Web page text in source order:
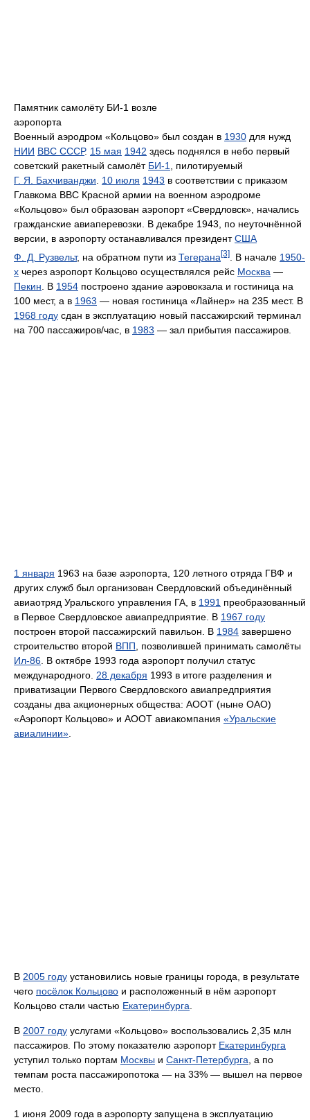
Памятник самолёту БИ-1 возле
аэропорта
Военный аэродром «Кольцово» был создан в 1930 для нужд
НИИ ВВС СССР. 15 мая 1942 здесь поднялся в небо первый
советский ракетный самолёт БИ-1
, пилотируемый
Г. Я. Бахчиванджи
10 июля 1943 в соответствии с приказом
Главкома ВВС Красной армии на военном аэродроме
«Кольцово» был образован аэропорт «Свердловск», начались
гражданские авиаперевозки. В декабре 1943, по неуточнённой
версии, в аэропорту останавливался президентСША
Ф. Д. Рузвельт, на обратном пути из Тегерана[3] . В начале 1950-
х через аэропорт Кольцово осуществлялся рейс Москва —
Пекин . В 1954 построено здание аэровокзала и гостиница на
100 мест, а в 1963 — новая гостиница «Лайнер» на 235 мест. В
1968 году сдан в эксплуатацию новый пассажирский терминал
на 700 пассажиров/час, в 1983 — зал прибытия пассажиров.
1 января 1963 на базе аэропорта, 120 летного отряда ГВФ и
других служб был организован Свердловский объединённый
авиаотряд Уральского управления ГА, в 1991 преобразованный
в Первое Свердловское авиапредприятие. В 1967 году
построен второй пассажирский павильон. В 1984 завершено
строительство второй ВПП , позволившей принимать самолёты
Ил-86 . В октябре 1993 года аэропорт получил статус
международного. 28 декабря 1993 в итоге разделения и
приватизации Первого Свердловского авиапредприятия
созданы два акционерных общества: АООТ (ныне ОАО)
«Аэропорт Кольцово» и АООТ авиакомпания «Уральские
авиалинии»
В 2005 году установились новые границы города, в результате
чего посёлок Кольцово и расположенный в нём аэропорт
Кольцово стали частью Екатеринбурга
В 2007 году услугами «Кольцово» воспользовались 2,35 млн
пассажиров. По этому показателю аэропорт Екатеринбурга
уступил только портам Москвы и Санкт-Петербурга , а по
темпам роста пассажиропотока — на 33% — вышел на первое
место.
1 июня 2009 года в аэропорту запущена в эксплуатацию